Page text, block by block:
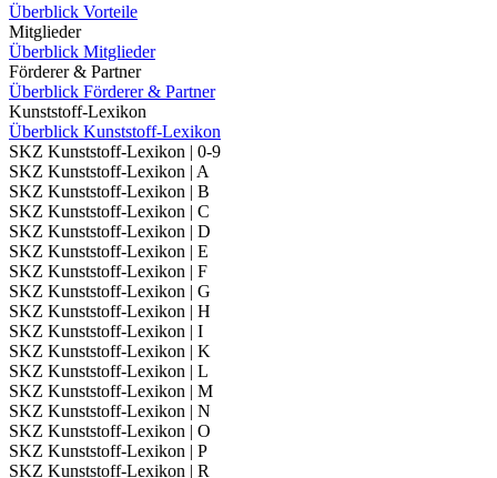
Überblick Vorteile
Mitglieder
Überblick Mitglieder
Förderer & Partner
Überblick Förderer & Partner
Kunststoff-Lexikon
Überblick Kunststoff-Lexikon
SKZ Kunststoff-Lexikon | 0-9
SKZ Kunststoff-Lexikon | A
SKZ Kunststoff-Lexikon | B
SKZ Kunststoff-Lexikon | C
SKZ Kunststoff-Lexikon | D
SKZ Kunststoff-Lexikon | E
SKZ Kunststoff-Lexikon | F
SKZ Kunststoff-Lexikon | G
SKZ Kunststoff-Lexikon | H
SKZ Kunststoff-Lexikon | I
SKZ Kunststoff-Lexikon | K
SKZ Kunststoff-Lexikon | L
SKZ Kunststoff-Lexikon | M
SKZ Kunststoff-Lexikon | N
SKZ Kunststoff-Lexikon | O
SKZ Kunststoff-Lexikon | P
SKZ Kunststoff-Lexikon | R